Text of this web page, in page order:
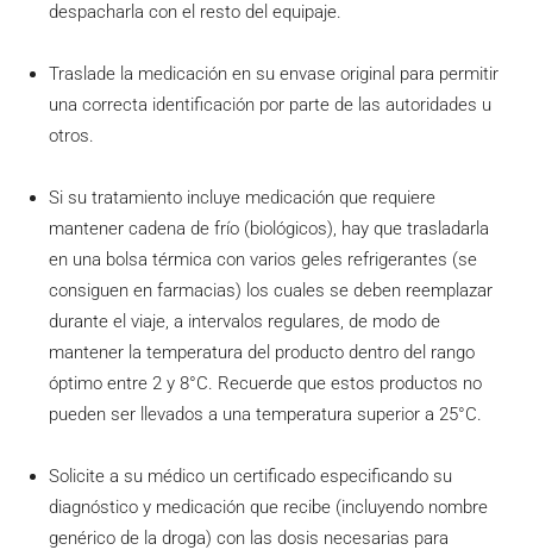
despacharla con el resto del equipaje.
Traslade la medicación en su envase original para permitir
una correcta identificación por parte de las autoridades u
otros.
Si su tratamiento incluye medicación que requiere
mantener cadena de frío (biológicos), hay que trasladarla
en una bolsa térmica con varios geles refrigerantes (se
consiguen en farmacias) los cuales se deben reemplazar
durante el viaje, a intervalos regulares, de modo de
mantener la temperatura del producto dentro del rango
óptimo entre 2 y 8°C. Recuerde que estos productos no
pueden ser llevados a una temperatura superior a 25°C.
Solicite a su médico un certificado especificando su
diagnóstico y medicación que recibe (incluyendo nombre
genérico de la droga) con las dosis necesarias para